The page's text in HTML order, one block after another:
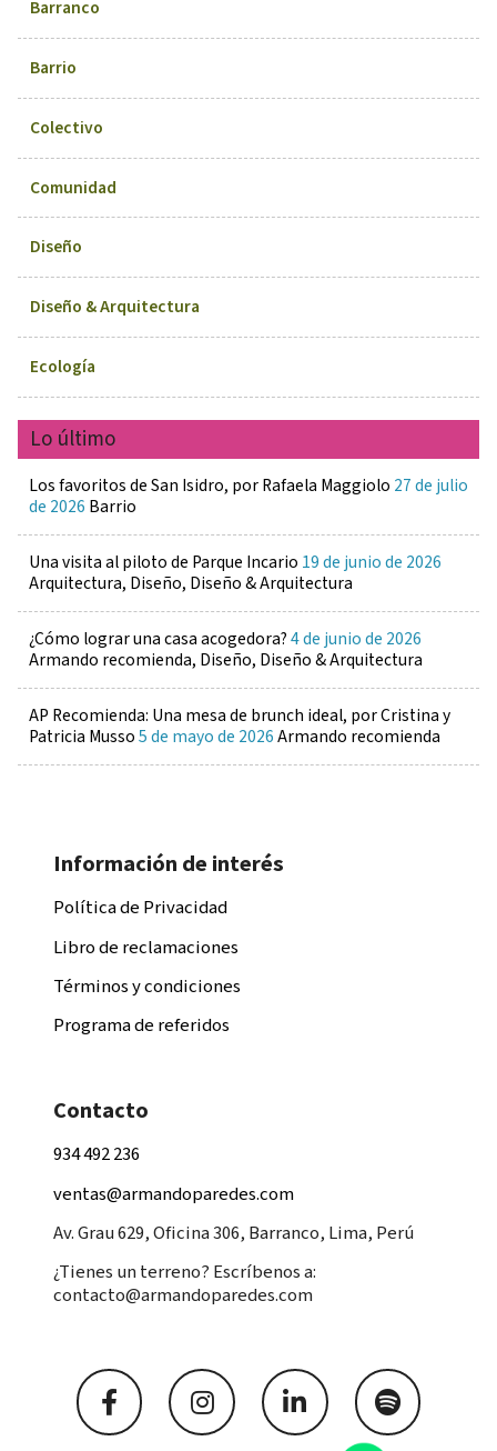
Barranco
Barrio
Colectivo
Comunidad
Diseño
Diseño & Arquitectura
Ecología
Lo último
Los favoritos de San Isidro, por Rafaela Maggiolo 27 de julio
de 2026 Barrio
Una visita al piloto de Parque Incario 19 de junio de 2026
Arquitectura, Diseño, Diseño & Arquitectura
¿Cómo lograr una casa acogedora?4 de junio de 2026
Armando recomienda, Diseño, Diseño & Arquitectura
AP Recomienda: Una mesa de brunch ideal, por Cristina y
Patricia Musso5 de mayo de 2026Armando recomienda
Información de interés
Política de Privacidad
Libro de reclamaciones
Términos y condiciones
Programa de referidos
Contacto
934 492 236
ventas@armandoparedes.com
Av. Grau 629, Oficina 306, Barranco, Lima, Perú
¿Tienes un terreno? Escríbenos a:
contacto@armandoparedes.com